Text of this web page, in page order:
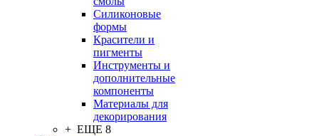
Силиконовые
формы
Красители и
пигменты
Инструменты и
дополнительные
компоненты
Материалы для
декорирования
+ ЕЩЕ 8